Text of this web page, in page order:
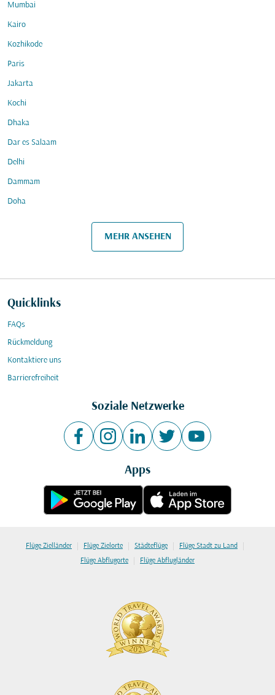
Mumbai
Kairo
Kozhikode
Paris
Jakarta
Kochi
Dhaka
Dar es Salaam
Delhi
Dammam
Doha
MEHR ANSEHEN
Quicklinks
FAQs
Rückmeldung
Kontaktiere uns
Barrierefreiheit
Soziale Netzwerke
Apps
Flüge Zielländer | Flüge Zielorte | Städteflüge | Flüge Stadt zu Land |
Flüge Abflugorte | Flüge Abflugländer